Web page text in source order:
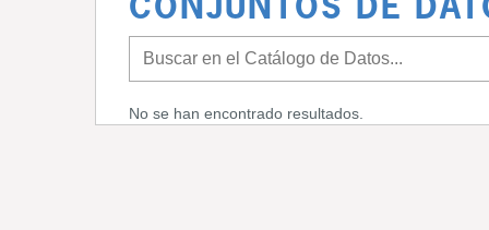
CONJUNTOS DE
No se han encontrado resultados.